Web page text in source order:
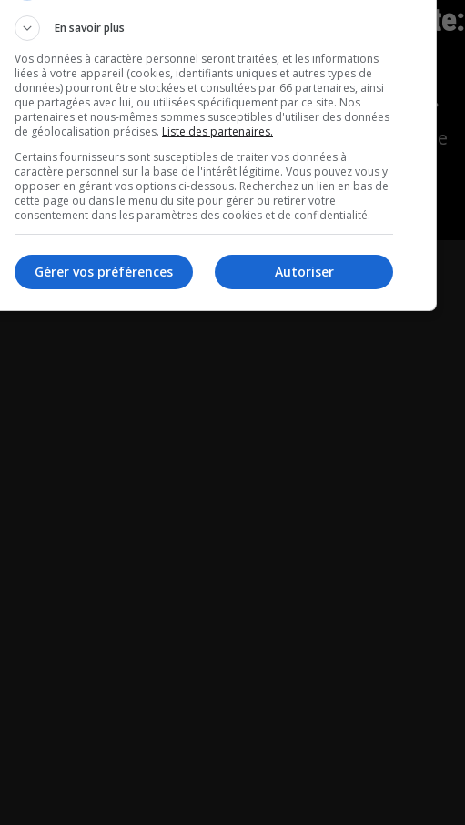
de Radio
du 05-
de Radio X -
05-08-2026
Stephane Monette:
La rage du raton
laveur fait rage…
La chronique de Stephane
Monette.
En savoir plus
Vos données à caractère personnel seront traitées, et les informations
liées à votre appareil (cookies, identifiants uniques et autres types de
données) pourront être stockées et consultées par 66 partenaires, ainsi
que partagées avec lui, ou utilisées spécifiquement par ce site. Nos
partenaires et nous-mêmes sommes susceptibles d'utiliser des données
de géolocalisation précises. Liste des partenaires.
Certains fournisseurs sont susceptibles de traiter vos données à
caractère personnel sur la base de l'intérêt légitime. Vous pouvez vous y
opposer en gérant vos options ci-dessous. Recherchez un lien en bas de
cette page ou dans le menu du site pour gérer ou retirer votre
consentement dans les paramètres des cookies et de confidentialité.
Autoriser
Gérer vos préférences